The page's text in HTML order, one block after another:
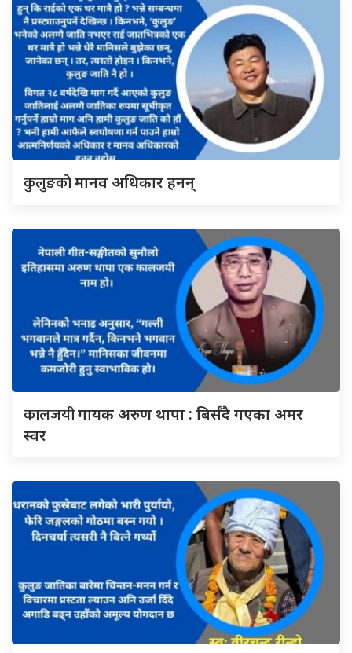
कुलुङकोमानव अधिकार हनन्
कालजयीगायक अरुण थापा : बिर्सँदै गएका अमर
स्वर